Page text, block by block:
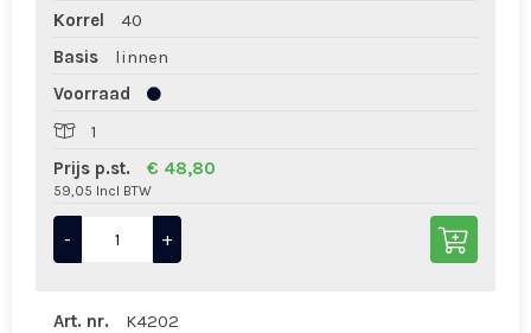
Korrel
40
Basis
linnen
Voorraad
1
Prijs p.st.
€ 48,80
59,05 Incl BTW
- +
Art. nr.
K4202